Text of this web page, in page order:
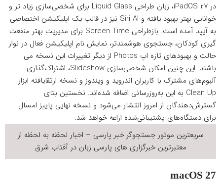
در iPadOS 27، زبان طراحی Liquid Glass برای شخصی‌سازی زیاد تر و
خوانایی بهتر بهبود یافته و Siri AI نیز در قالب یک اپلیکیشن اختصاصی
به آیپد آمده است. بازطراحی Screen Time برای مدیریت بهتر منفعت
گیری کودکان، جستجوی هوشمندتر، نمایش نام اپلیکیشن فعال در نوار
حالت و بهبودهای تازه اپ Photos از دیگر تغییرات این نسخه می
باشند. این چنین امکان شخصی‌سازی Slideshow، اشتراک‌گذاری
آلبوم‌های مشترک با کاربران اندروید و ویندوز و نسخه ارتقایافته ابزار
Clean Up به این به‌روزرسانی اضافه شده‌اند. نخستین بتای
گسترش‌دهندگان از امروز انتشار می‌شود و نسخه نهایی پاییز امسال
برای دستگاه‌های پشتیبانی‌شده اراعه خواهد شد.
سریعترین موتور جستجوگرخبر پارسی – اخبار لحظه به لحظه از
معتبرترین خبرگزاری های پارسی زبان درآفتاب شرق
macOS 27